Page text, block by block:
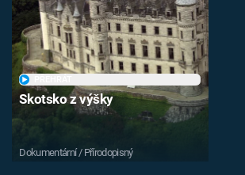
Skotsko z výšky
Dokumentární / Přírodopisný